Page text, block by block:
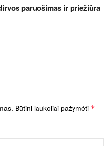
paruošimas ir priežiūra
Būtini laukeliai pažymėti *